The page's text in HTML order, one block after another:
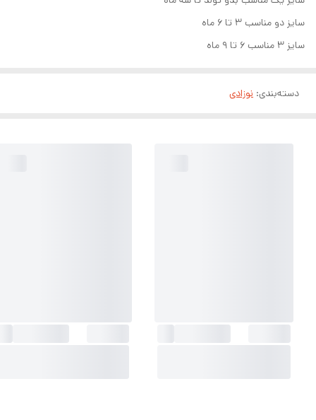
سایز دو مناسب ۳ تا ۶ ماه
سایز ۳ مناسب ۶ تا ۹ ماه
دسته‌بندی: نوزادی